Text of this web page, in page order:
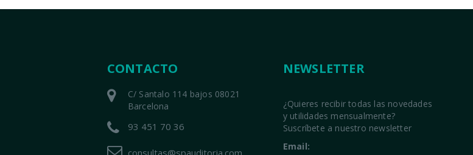
CONTACTO
C/ Santalo 114 bajos 08021
Barcelona
93 451 70 36
NEWSLETTER
¿Quieres recibir todas las novedades
y utilidades mensualmente?
Suscríbete a nuestro newsletter
Email: